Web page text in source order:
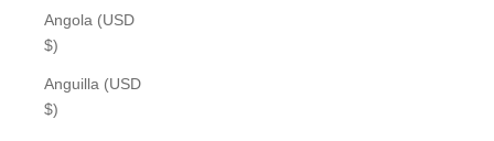
Angola (USD
$)
Anguilla (USD
$)